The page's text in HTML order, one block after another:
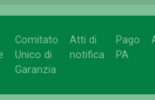
Comitato
Unico di
Garanzia
Atti di
notifica
Pago
PA